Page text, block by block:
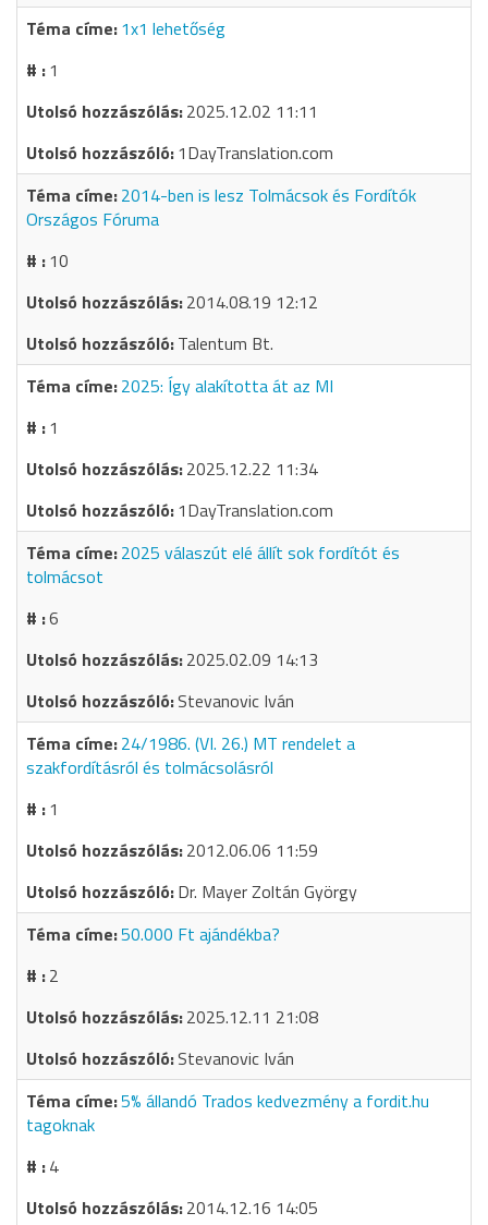
1x1 lehetőség
1
2025.12.02 11:11
1DayTranslation.com
2014-ben is lesz Tolmácsok és Fordítók
Országos Fóruma
10
2014.08.19 12:12
Talentum Bt.
2025: Így alakította át az MI
1
2025.12.22 11:34
1DayTranslation.com
2025 válaszút elé állít sok fordítót és
tolmácsot
6
2025.02.09 14:13
Stevanovic Iván
24/1986. (VI. 26.) MT rendelet a
szakfordításról és tolmácsolásról
1
2012.06.06 11:59
Dr. Mayer Zoltán György
50.000 Ft ajándékba?
2
2025.12.11 21:08
Stevanovic Iván
5% állandó Trados kedvezmény a fordit.hu
tagoknak
4
2014.12.16 14:05